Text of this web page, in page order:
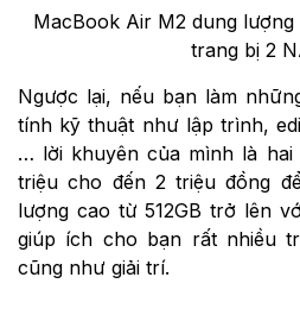
MacBook Air M2 dung lượng
trang bị 2
Ngược lại, nếu bạn làm
tính kỹ thuật như lập trình,
… lời khuyên của mình là hai
triệu cho đến 2 triệu đồng
lượng cao từ 512GB trở lên
giúp ích cho bạn rất nhiều
cũng như giải trí.